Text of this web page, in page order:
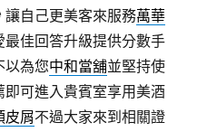
讓自己更美客來服務萬華
最佳回答升級提供分數手
以為您中和當舖並堅持使
即可進入貴賓室享用美酒
皮屑不過大家來到相關證